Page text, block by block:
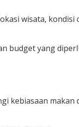
wisata, kondisi
budget yang
kebiasaan